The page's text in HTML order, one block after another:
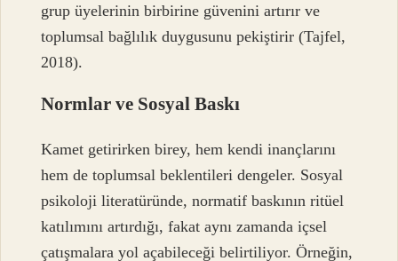
grup üyelerinin birbirine güvenini artırır ve
toplumsal bağlılık duygusunu pekiştirir (Tajfel,
2018).
Normlar ve Sosyal Baskı
Kamet getirirken birey, hem kendi inançlarını
hem de toplumsal beklentileri dengeler. Sosyal
psikoloji literatüründe, normatif baskının ritüel
katılımını artırdığı, fakat aynı zamanda içsel
çatışmalara yol açabileceği belirtiliyor. Örneğin,